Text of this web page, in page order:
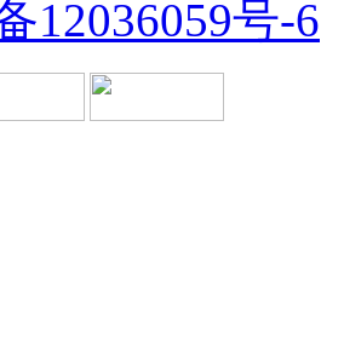
12036059号-6